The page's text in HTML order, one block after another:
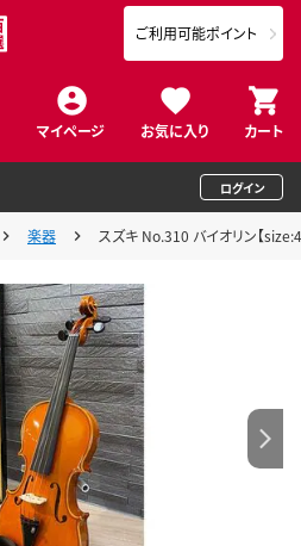
マイページ お気に入り カート
ご利用可能ポイント
ログイン
楽器 スズキ No.310 バイオリン【